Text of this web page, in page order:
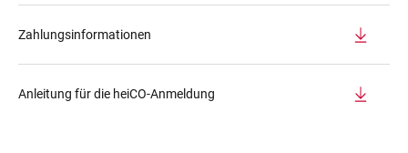
Zahlungsinformationen
Anleitung für die heiCO-Anmeldung